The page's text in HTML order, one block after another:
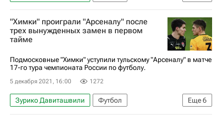
Арсенал (Тула)
РПЛ 2026-2027 (Чемпионат России по футболу)
"Химки" проиграли "Арсеналу" после
трех вынужденных замен в первом
тайме
Подмосковные "Химки" уступили тульскому "Арсеналу" в матче
17-го тура чемпионата России по футболу.
5 декабря 2021, 16:00 1272
Еще6
Зурико Давиташвили
Футбол
Эванс Кангва